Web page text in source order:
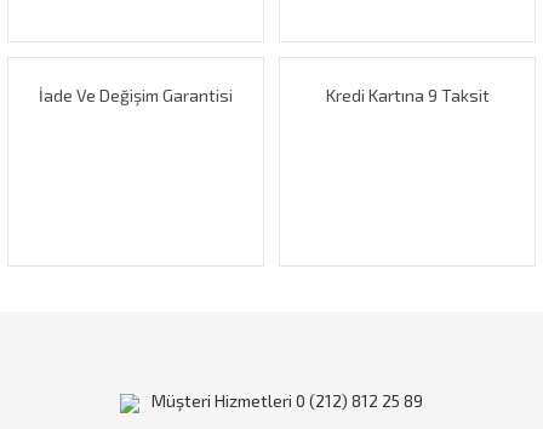
İade Ve Değişim Garantisi Kredi Kartına 9 Taksit
Müşteri Hizmetleri 0 (212) 812 25 89